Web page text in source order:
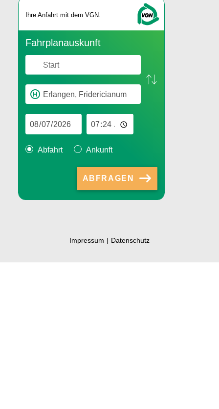
Ihre An­fahrt mit dem VGN.
Fahr­plan­aus­kunft
Abfahrt Ankunft
ABFRAGEN
Impressum Datenschutz